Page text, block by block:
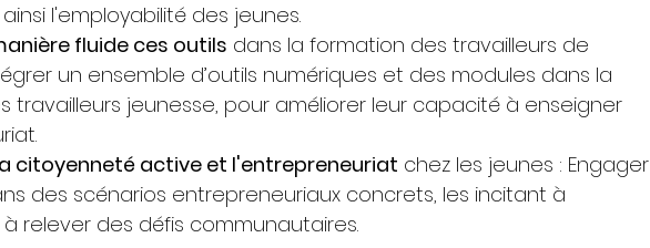
l'employabilité des jeunes.
fluide ces outils dans la formation des travailleurs de
un ensemble d’outils numériques et des modules dans la
travailleurs jeunesse, pour améliorer leur capacité à enseigner
citoyenneté active et l'entrepreneuriat chez les jeunes : Engager
des scénarios entrepreneuriaux concrets, les incitant à
relever des défis communautaires.